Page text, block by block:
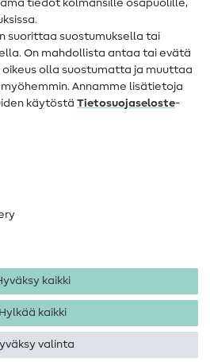
tiedot kolmansille osapuolille,
suorittaa suostumuksella tai
On mahdollista antaa tai evätä
oikeus olla suostumatta ja muuttaa
Annamme lisätietoja
käytöstä Tietosuojaseloste-
kaikki
Hylkää kaikki
valinta
Käyttöehdot
GmbH